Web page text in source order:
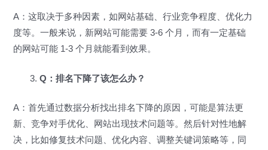
A：这取决于多种因素，如网站基础、行业竞争程度、优化力
度等。一般来说，新网站可能需要 3-6 个月，而有一定基础
的网站可能 1-3 个月就能看到效果。
Q：排名下降了该怎么办？
A：首先通过数据分析找出排名下降的原因，可能是算法更
新、竞争对手优化、网站出现技术问题等。然后针对性地解
决，比如修复技术问题、优化内容、调整关键词策略等，同